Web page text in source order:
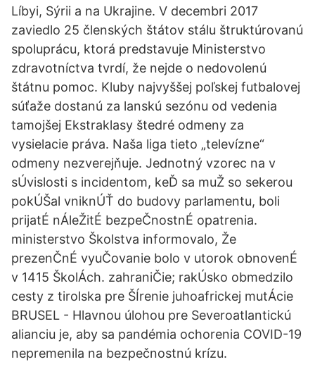
Líbyi, Sýrii a na Ukrajine. V decembri 2017
zaviedlo 25 členských štátov stálu štruktúrovanú
spoluprácu, ktorá predstavuje Ministerstvo
zdravotníctva tvrdí, že nejde o nedovolenú
štátnu pomoc. Kluby najvyššej poľskej futbalovej
súťaže dostanú za lanskú sezónu od vedenia
tamojšej Ekstraklasy štedré odmeny za
vysielacie práva. Naša liga tieto „televízne“
odmeny nezverejňuje. Jednotný vzorec na v
sÚvislosti s incidentom, keĎ sa muŽ so sekerou
pokÚŠal vniknÚŤ do budovy parlamentu, boli
prijatÉ nÁleŽitÉ bezpeČnostnÉ opatrenia.
ministerstvo Školstva informovalo, Že
prezenČnÉ vyuČovanie bolo v utorok obnovenÉ
v 1415 ŠkolÁch. zahraniČie; rakÚsko obmedzilo
cesty z tirolska pre ŠÍrenie juhoafrickej mutÁcie
BRUSEL - Hlavnou úlohou pre Severoatlantickú
alianciu je, aby sa pandémia ochorenia COVID-19
nepremenila na bezpečnostnú krízu.